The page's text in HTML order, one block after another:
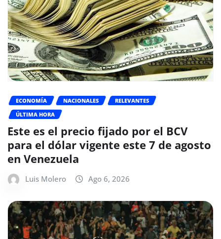
ECONOMÍA NACIONALES
RELEVANTES
ÚLTIMA HORA
Este es el precio fijado por el BCV
para el dólar vigente este 7 de agosto
en Venezuela
Luis Molero Ago 6, 2026